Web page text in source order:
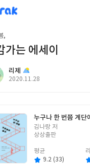
,
가는 에세이
리제
작
2020.11.28
누구나 한 번쯤 계단
글
쓴
김나랑 저
상상출판
평균
9.2 (33)